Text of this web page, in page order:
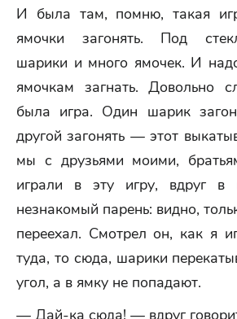
И была там, помню, такая
ямочки загонять. Под
шарики и много ямочек. И
ямочкам загнать. Довольно
была игра. Один шарик
другой загонять — этот
мы с друзьями моими,
играли в эту игру, вдруг в
незнакомый парень: видно,
переехал. Смотрел он, как я
туда, то сюда, шарики
угол, а в ямку не попадают.
— Дай-ка сюда! — вдруг